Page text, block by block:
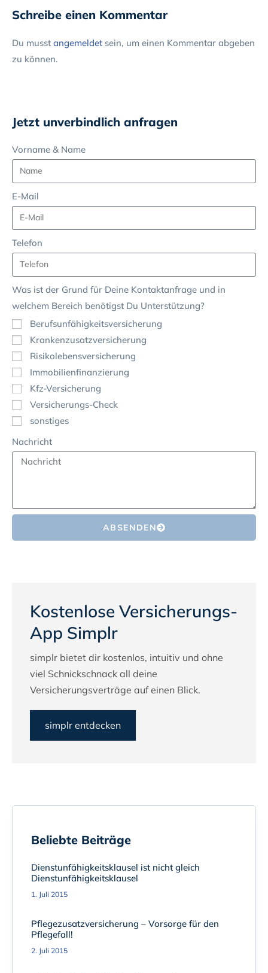
Schreibe einen Kommentar
Du musst angemeldet sein, um einen Kommentar abgeben
zu können.
Jetzt unverbindlich anfragen
Vorname & Name
E-Mail
Telefon
Was ist der Grund für Deine Kontaktanfrage und in
welchem Bereich benötigst Du Unterstützung?
Berufsunfähigkeitsversicherung
Krankenzusatzversicherung
Risikolebensversicherung
Immobilienfinanzierung
Kfz-Versicherung
Versicherungs-Check
sonstiges
Nachricht
ABSENDEN
Kostenlose Versicherungs-
App Simplr
simplr bietet dir kostenlos, intuitiv und ohne
viel Schnickschnack all deine
Versicherungsverträge auf einen Blick.
simplr entdecken
Beliebte Beiträge
Dienstunfähigkeitsklausel ist nicht gleich
Dienstunfähigkeitsklausel
1. Juli 2015
Pflegezusatzversicherung – Vorsorge für den
Pflegefall!
2. Juli 2015